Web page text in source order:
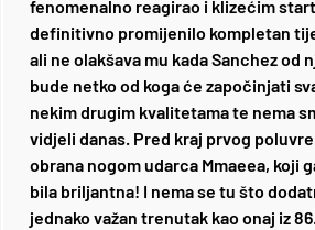
fenomenalno reagirao i klizećim
definitivno promijenilo kompletan
ali ne olakšava mu kada Sanchez od
bude netko od koga će započinjati
nekim drugim kvalitetama te nema
vidjeli danas. Pred kraj prvog
obrana nogom udarca Mmaeea, koji
bila briljantna! I nema se tu što
jednako važan trenutak kao onaj iz